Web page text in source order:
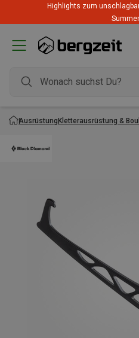
Highlights zum
AusrüstungKletterausrüstung &